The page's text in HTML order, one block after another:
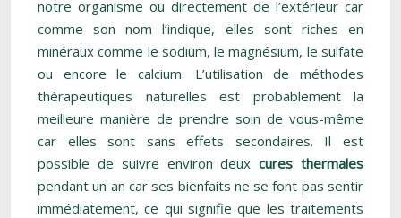
notre organisme ou directement de l’extérieur car
comme son nom l’indique, elles sont riches en
minéraux comme le sodium, le magnésium, le sulfate
ou encore le calcium. L’utilisation de méthodes
thérapeutiques naturelles est probablement la
meilleure manière de prendre soin de vous-même
car elles sont sans effets secondaires. Il est
possible de suivre environ deuxcures thermales
pendant un an car ses bienfaits ne se font pas sentir
immédiatement, ce qui signifie que les traitements